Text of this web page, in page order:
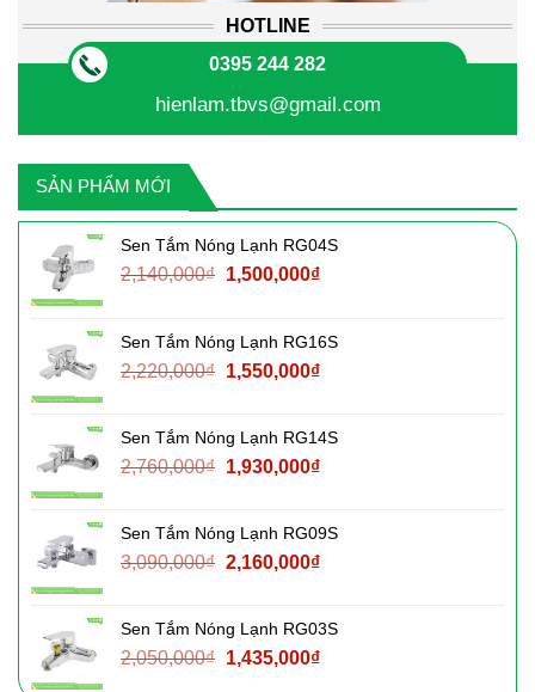
HOTLINE
0395 244 282
hienlam.tbvs@gmail.com
SẢN PHẨM MỚI
Sen Tắm Nóng Lạnh RG04S
2,140,000₫ Giá
2,140,000₫.
1,500,000₫Giá
là:
1,500,000₫.
Sen Tắm Nóng Lạnh RG16S
2,220,000₫ Giá
2,220,000₫.
1,550,000₫Giá
là:
1,550,000₫.
Sen Tắm Nóng Lạnh RG14S
2,760,000₫ Giá
2,760,000₫.
1,930,000₫Giá
là:
1,930,000₫.
Sen Tắm Nóng Lạnh RG09S
3,090,000₫ Giá
3,090,000₫.
2,160,000₫Giá
là:
2,160,000₫.
Sen Tắm Nóng Lạnh RG03S
2,050,000₫ Giá
1,435,000₫Giá